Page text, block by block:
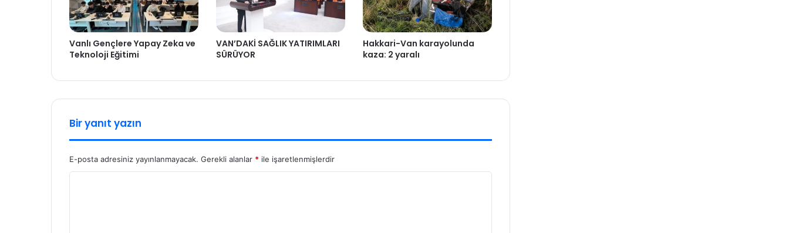
Vanlı Gençlere Yapay Zeka ve
Teknoloji Eğitimi
VAN’DAKİ SAĞLIK YATIRIMLARI
SÜRÜYOR
Hakkari-Van karayolunda
kaza: 2 yaralı
Bir yanıt yazın
E-posta adresiniz yayınlanmayacak. Gerekli alanlar * ile işaretlenmişlerdir